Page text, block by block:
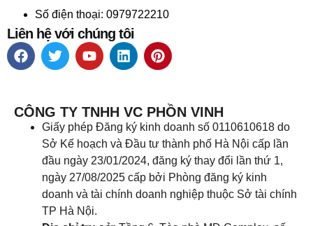
Số điện thoại: 0979722210
Liên hệ với chúng tôi
CÔNG TY TNHH VC PHỒN VINH
Giấy phép Đăng ký kinh doanh số 0110610618 do
Sở Kế hoạch và Đầu tư thành phố Hà Nội cấp lần
đầu ngày 23/01/2024, đăng ký thay đổi lần thứ 1,
ngày 27/08/2025 cấp bởi Phòng đăng ký kinh
doanh và tài chính doanh nghiệp thuộc Sở tài chính
TP Hà Nội.